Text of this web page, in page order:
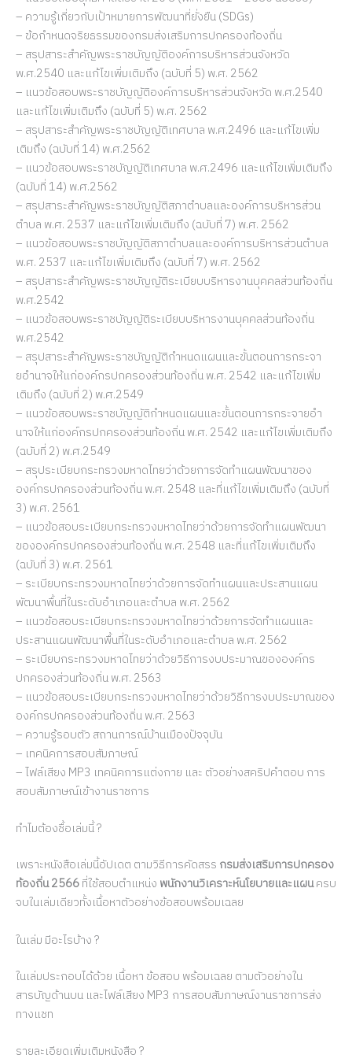
– ความรู้เกี่ยวกับเป้าหมายการพัฒนาที่ยั่งยืน (SDGs)
– ข้อกำหนดจริยธรรมของกรมส่งเสริมการปกครองท้องถิ่น
– สรุปสาระสำคัญพระราชบัญญัติองค์การบริหารส่วนจังหวัด
พ.ศ.2540 และแก้ไขเพิ่มเติมถึง (ฉบับที่ 5) พ.ศ. 2562
– แนวข้อสอบพระราชบัญญัติองค์การบริหารส่วนจังหวัด พ.ศ.2540
และแก้ไขเพิ่มเติมถึง (ฉบับที่ 5) พ.ศ. 2562
– สรุปสาระสำคัญพระราชบัญญัติเทศบาล พ.ศ.2496 และแก้ไขเพิ่ม
เติมถึง (ฉบับที่ 14) พ.ศ.2562
– แนวข้อสอบพระราชบัญญัติเทศบาล พ.ศ.2496 และแก้ไขเพิ่มเติมถึง
(ฉบับที่ 14) พ.ศ.2562
– สรุปสาระสำคัญพระราชบัญญัติสภาตำบลและองค์การบริหารส่วน
ตำบล พ.ศ. 2537 และแก้ไขเพิ่มเติมถึง (ฉบับที่ 7) พ.ศ. 2562
– แนวข้อสอบพระราชบัญญัติสภาตำบลและองค์การบริหารส่วนตำบล
พ.ศ. 2537 และแก้ไขเพิ่มเติมถึง (ฉบับที่ 7) พ.ศ. 2562
– สรุปสาระสำคัญพระราชบัญญัติระเบียบบริหารงานบุคคลส่วนท้องถิ่น
พ.ศ.2542
– แนวข้อสอบพระราชบัญญัติระเบียบบริหารงานบุคคลส่วนท้องถิ่น
พ.ศ.2542
– สรุปสาระสำคัญพระราชบัญญัติกำหนดแผนและขั้นตอนการกระจา
ยอำนาจให้แก่องค์กรปกครองส่วนท้องถิ่น พ.ศ. 2542 และแก้ไขเพิ่ม
เติมถึง (ฉบับที่ 2) พ.ศ.2549
– แนวข้อสอบพระราชบัญญัติกำหนดแผนและขั้นตอนการกระจายอำ
นาจให้แก่องค์กรปกครองส่วนท้องถิ่น พ.ศ. 2542 และแก้ไขเพิ่มเติมถึง
(ฉบับที่ 2) พ.ศ.2549
– สรุประเบียบกระทรวงมหาดไทยว่าด้วยการจัดทำแผนพัฒนาของ
องค์กรปกครองส่วนท้องถิ่น พ.ศ. 2548 และที่แก้ไขเพิ่มเติมถึง (ฉบับที่
3) พ.ศ. 2561
– แนวข้อสอบระเบียบกระทรวงมหาดไทยว่าด้วยการจัดทำแผนพัฒนา
ขององค์กรปกครองส่วนท้องถิ่น พ.ศ. 2548 และที่แก้ไขเพิ่มเติมถึง
(ฉบับที่ 3) พ.ศ. 2561
– ระเบียบกระทรวงมหาดไทยว่าด้วยการจัดทำแผนและประสานแผน
พัฒนาพื้นที่ในระดับอำเภอและตำบล พ.ศ. 2562
– แนวข้อสอบระเบียบกระทรวงมหาดไทยว่าด้วยการจัดทำแผนและ
ประสานแผนพัฒนาพื้นที่ในระดับอำเภอและตำบล พ.ศ. 2562
– ระเบียบกระทรวงมหาดไทยว่าด้วยวิธีการงบประมาณขององค์กร
ปกครองส่วนท้องถิ่น พ.ศ. 2563
– แนวข้อสอบระเบียบกระทรวงมหาดไทยว่าด้วยวิธีการงบประมาณของ
องค์กรปกครองส่วนท้องถิ่น พ.ศ. 2563
– ความรู้รอบตัว สถานการณ์บ้านเมืองปัจจุบัน
– เทคนิคการสอบสัมภาษณ์
– ไฟล์เสียง MP3 เทคนิคการแต่งกาย และ ตัวอย่างสคริปคำตอบ การ
สอบสัมภาษณ์เข้างานราชการ
ทำไมต้องชื้อเล่มนี้ ?
เพราะหนังสือเล่มนี้อัปเดต ตามวิธีการคัดสรร กรมส่งเสริมการปกครอง
ท้องถิ่น 2566ที่ใช้สอบตำแหน่ง พนักงานวิเคราะห์นโยบายและแผนครบ
จบในเล่มเดียวทั้งเนื้อหาตัวอย่างข้อสอบพร้อมเฉลย
ในเล่ม มีอะไรบ้าง ?
ในเล่มประกอบได้ด้วย เนื้อหา ข้อสอบ พร้อมเฉลย ตามตัวอย่างใน
สารบัญด้านบน และไฟล์เสียง MP3 การสอบสัมภาษณ์งานราชการส่ง
ทางแชท
รายละเอียดเพิ่มเติมหนังสือ ?